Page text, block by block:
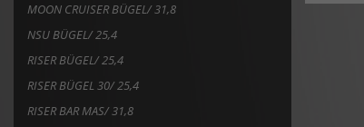
MOON CRUISER BÜGEL/ 31,8
NSU BÜGEL/ 25,4
RISER BÜGEL/ 25,4
RISER BÜGEL 30/ 25,4
RISER BAR MAS/ 31,8